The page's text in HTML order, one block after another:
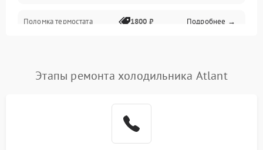
Поломка термостата 1800 ₽ Подробнее →
Поломка системы No Frost 2600 ₽ Подробнее →
Этапы ремонта холодильника Atlant